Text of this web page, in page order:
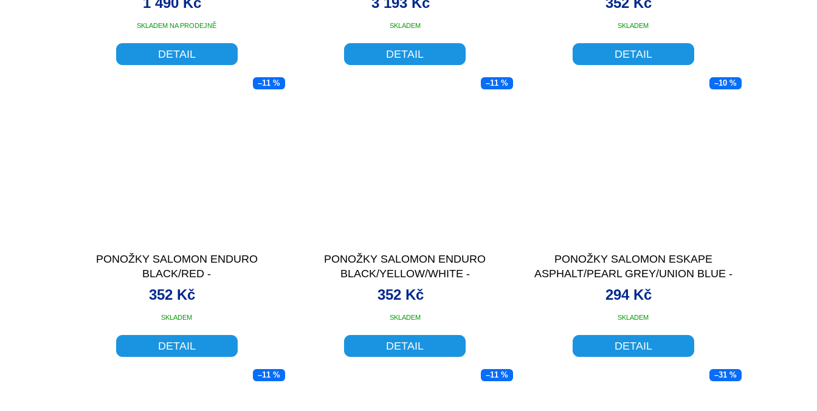
SKLADEM NA PRODEJNĚ
DETAIL
SKLADEM
DETAIL
SKLADEM
DETAIL
–11 %
PONOŽKY SALOMON ENDURO
BLACK/RED -
SKLADEM
352 Kč
DETAIL
–11 %
PONOŽKY SALOMON ENDURO
BLACK/YELLOW/WHITE -
SKLADEM
352 Kč
DETAIL
–10 %
PONOŽKY SALOMON ESKAPE
ASPHALT/PEARL GREY/UNION BLUE -
SKLADEM
294 Kč
DETAIL
–11 % –11 % –31 %